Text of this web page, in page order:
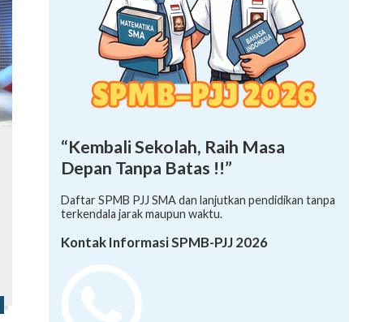
“Kembali Sekolah, Raih Masa
Depan Tanpa Batas !!”
Daftar SPMB PJJ SMA dan lanjutkan pendidikan tanpa
terkendala jarak maupun waktu.
Kontak Informasi SPMB-PJJ 2026